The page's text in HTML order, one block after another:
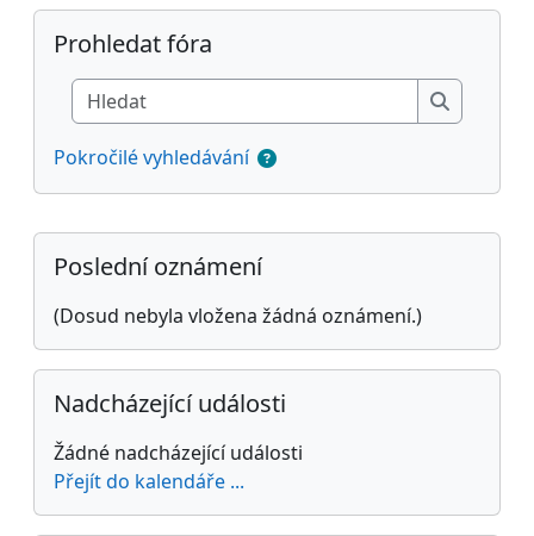
Přeskočit: Prohledat fóra
Prohledat fóra
Hledat
Hledat
Pokročilé vyhledávání
Doplňkové bloky
Přeskočit: Poslední oznámení
Poslední oznámení
(Dosud nebyla vložena žádná oznámení.)
Přeskočit: Nadcházející události
Nadcházející události
Žádné nadcházející události
Přejít do kalendáře ...